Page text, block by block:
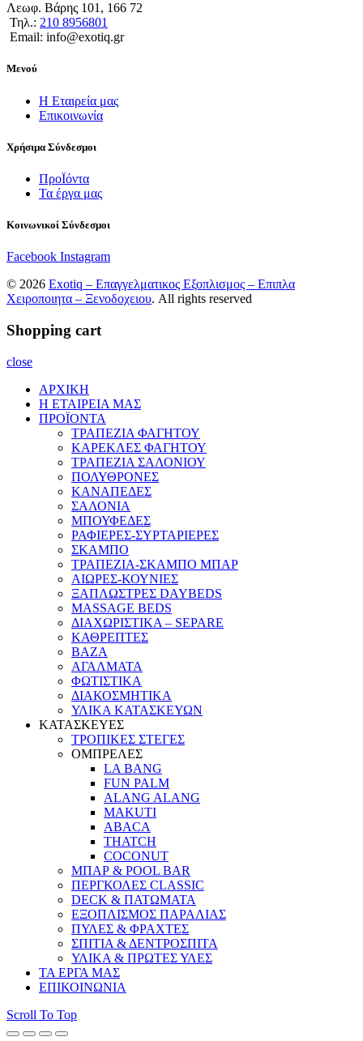
Λεωφ. Βάρης 101, 166 72
Τηλ.: 210 8956801
Email: info@exotiq.gr
Μενού
Η Εταιρεία μας
Επικοινωνία
Χρήσιμα Σύνδεσμοι
ΠροΪόντα
Τα έργα μας
Κοινωνικοί Σύνδεσμοι
Facebook Instagram
© 2026 Exotiq – Επαγγελματικος Εξοπλισμος – Επιπλα
Χειροποιητα – Ξενοδοχειου. All rights reserved
Shopping cart
close
ΑΡΧΙΚΗ
Η ΕΤΑΙΡΕΙΑ ΜΑΣ
ΠΡΟΪΟΝΤΑ
ΤΡΑΠΕΖΙΑ ΦΑΓΗΤΟΥ
ΚΑΡΕΚΛΕΣ ΦΑΓΗΤΟΥ
ΤΡΑΠΕΖΙΑ ΣΑΛΟΝΙΟΥ
ΠΟΛΥΘΡΟΝΕΣ
ΚΑΝΑΠΕΔΕΣ
ΣΑΛΟΝΙΑ
ΜΠΟΥΦΕΔΕΣ
ΡΑΦΙΕΡΕΣ-ΣΥΡΤΑΡΙΕΡΕΣ
ΣΚΑΜΠΟ
ΤΡΑΠΕΖΙΑ-ΣΚΑΜΠΟ ΜΠΑΡ
ΑΙΩΡΕΣ-ΚΟΥΝΙΕΣ
ΞΑΠΛΩΣΤΡΕΣ DAYBEDS
MASSAGE BEDS
ΔΙΑΧΩΡΙΣΤΙΚΑ – SEPARE
ΚΑΘΡΕΠΤΕΣ
ΒΑΖΑ
ΑΓΑΛΜΑΤΑ
ΦΩΤΙΣΤΙΚΑ
ΔΙΑΚΟΣΜΗΤΙΚΑ
ΥΛΙΚΑ ΚΑΤΑΣΚΕΥΩΝ
ΚΑΤΑΣΚΕΥΕΣ
ΤΡΟΠΙΚΕΣ ΣΤΕΓΕΣ
ΟΜΠΡΕΛΕΣ
LA BANG
FUN PALM
ALANG ALANG
MAKUTI
ABACA
THATCH
COCONUT
ΜΠΑΡ & POOL BAR
ΠΕΡΓΚΟΛΕΣ CLASSIC
DECK & ΠΑΤΩΜΑΤΑ
ΕΞΟΠΛΙΣΜΟΣ ΠΑΡΑΛΙΑΣ
ΠΥΛΕΣ & ΦΡΑΧΤΕΣ
ΣΠΙΤΙΑ & ΔΕΝΤΡΟΣΠΙΤΑ
ΥΛΙΚΑ & ΠΡΩΤΕΣ ΥΛΕΣ
ΤΑ ΕΡΓΑ ΜΑΣ
ΕΠΙΚΟΙΝΩΝΙΑ
Scroll To Top